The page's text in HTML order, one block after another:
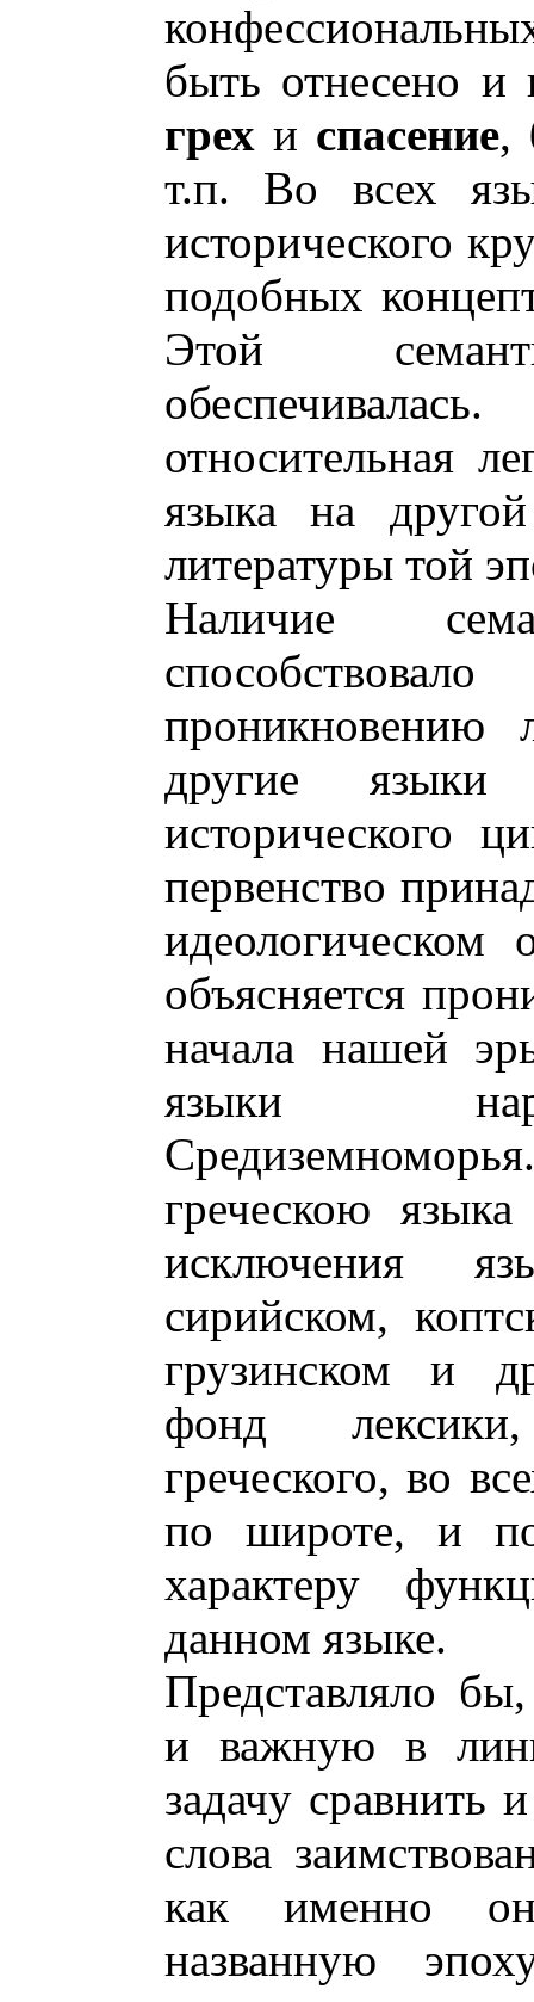
быть отнесено
грех и спасение,
т.п. Во всех
исторического
подобных
Этой
относительная
языка на
литературы той
Наличие
проникновению
другие
исторического
первенство
объясняется
начала нашей
языки
греческою
исключения
сирийском,
грузинском и
фонд
греческого, во
по широте, и
характеру
данном языке.
Представляло
и важную в
задачу сравнить
слова
как именно
названную